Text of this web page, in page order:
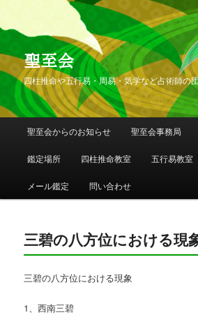
聖至会
四柱推命や五行易・周易・気学など占術師の
メインメニュー
メインコンテンツへ移動
サブコンテンツへ移動
聖至会からのお知らせ 聖至会事務局
鑑定場所 四柱推命教室 五行易教室
メール鑑定 問い合わせ
三碧の八方位における現
三碧の八方位における現象
1、西南三碧